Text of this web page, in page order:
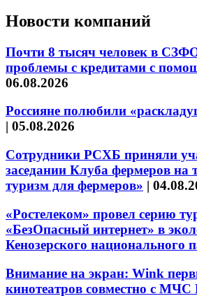
Новости компаний
Почти 8 тысяч человек в
проблемы с кредитами с
06.08.2026
Россияне полюбили
| 05.08.2026
Сотрудники РСХБ приняли
заседании Клуба фермеров на
туризм для фермеров» |
«Ростелеком» провел серию
«БезОпасный интернет» в
Кенозерского национального
Внимание на экран: Wink
кинотеатров совместно с МЧС